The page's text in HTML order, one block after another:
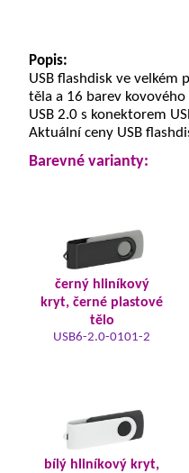
Popis:
USB flashdisk ve velkém
těla a 16 barev
USB 2.0 s konektorem
Aktuální ceny USB
Barevné varianty:
černý hliníkový
kryt, černé plastové
tělo
USB6-2.0-0101-2
bílý hliníkový kryt,